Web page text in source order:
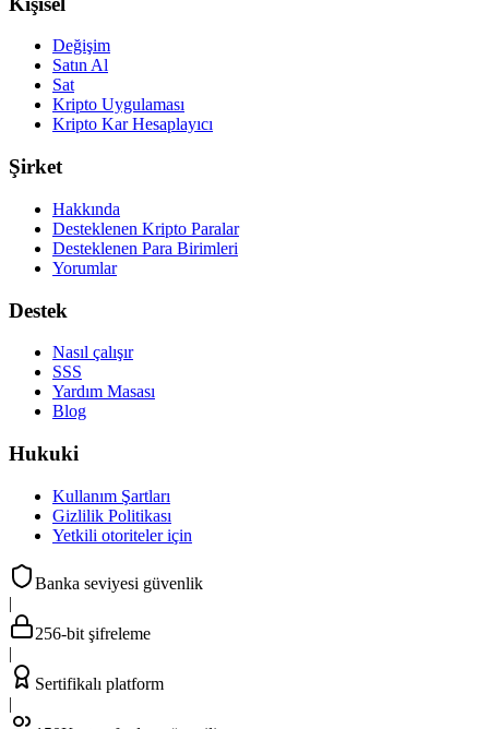
Değişim
Satın Al
Sat
Kripto Uygulaması
Kripto Kar Hesaplayıcı
Şirket
Hakkında
Desteklenen Kripto Paralar
Desteklenen Para Birimleri
Yorumlar
Destek
Nasıl çalışır
SSS
Yardım Masası
Blog
Hukuki
Kullanım Şartları
Gizlilik Politikası
Yetkili otoriteler için
Banka seviyesi güvenlik
|
256-bit şifreleme
|
Sertifikalı platform
|